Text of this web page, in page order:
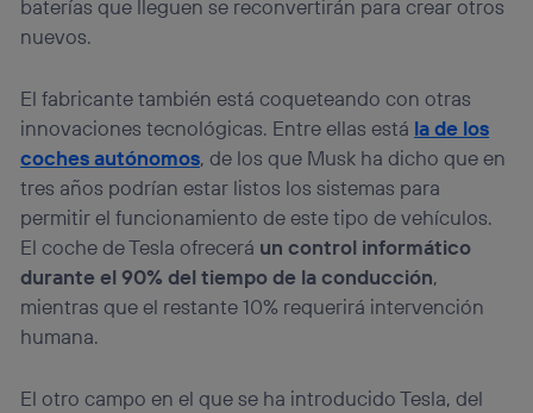
baterías que lleguen se reconvertirán para crear otros
nuevos.
El fabricante también está coqueteando con otras
innovaciones tecnológicas. Entre ellas está la de los
coches autónomos, de los que Musk ha dicho que en
tres años podrían estar listos los sistemas para
permitir el funcionamiento de este tipo de vehículos.
El coche de Tesla ofrecerá un control informático
durante el 90% del tiempo de la conducción,
mientras que el restante 10% requerirá intervención
humana.
El otro campo en el que se ha introducido Tesla, del